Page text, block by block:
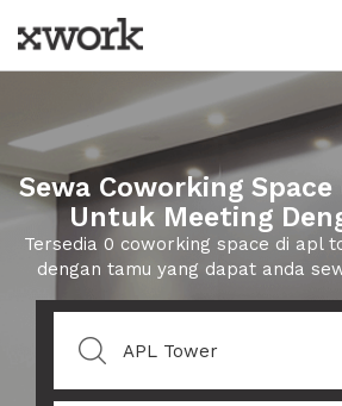
Sewa Coworking Space
Untuk Meeting
Tersedia 0 coworking space di apl
dengan tamu yang dapat anda